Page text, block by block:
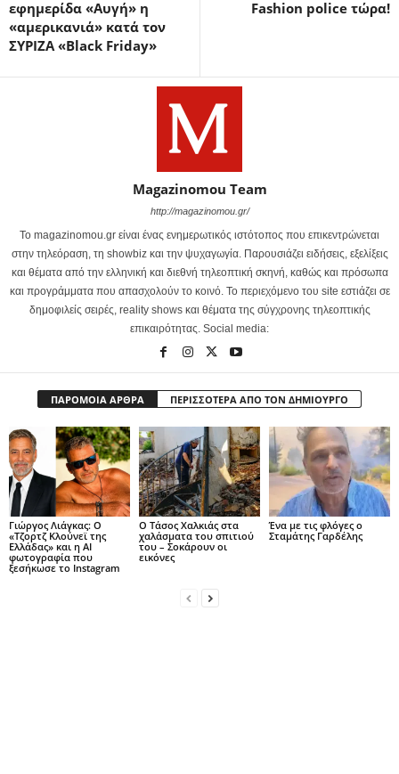
εφημερίδα «Αυγή» η
«αμερικανιά» κατά τον
ΣΥΡΙΖΑ «Black Friday»
Fashion police τώρα!
Magazinomou Team
http://magazinomou.gr/
Το magazinomou.gr είναι ένας ενημερωτικός ιστότοπος που επικεντρώνεται
στην τηλεόραση, τη showbiz και την ψυχαγωγία. Παρουσιάζει ειδήσεις, εξελίξεις
και θέματα από την ελληνική και διεθνή τηλεοπτική σκηνή, καθώς και πρόσωπα
και προγράμματα που απασχολούν το κοινό. Το περιεχόμενο του site εστιάζει σε
δημοφιλείς σειρές, reality shows και θέματα της σύγχρονης τηλεοπτικής
επικαιρότητας. Social media:
ΠΑΡΟΜΟΙΑ ΑΡΘΡΑ ΠΕΡΙΣΣΟΤΕΡΑ ΑΠΟ ΤΟΝ ΔΗΜΙΟΥΡΓΟ
Γιώργος Λιάγκας: Ο
«Τζορτζ Κλούνεϊ της
Ελλάδας» και η AI
φωτογραφία που
ξεσήκωσε το Instagram
Ο Τάσος Χαλκιάς στα
χαλάσματα του σπιτιού
του – Σοκάρουν οι
εικόνες
Ένα με τις φλόγες ο
Σταμάτης Γαρδέλης